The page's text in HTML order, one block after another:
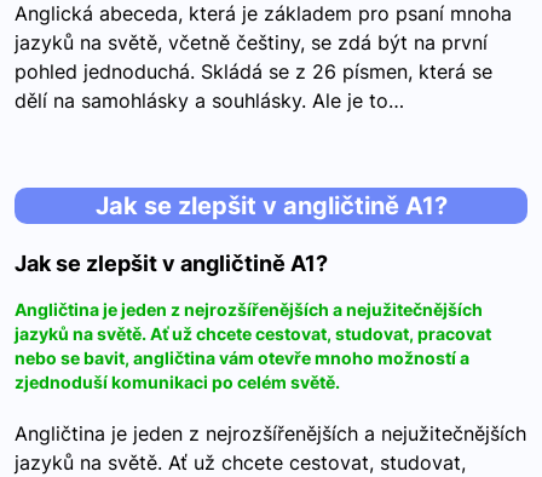
Anglická abeceda, která je základem pro psaní mnoha
jazyků na světě, včetně češtiny, se zdá být na první
pohled jednoduchá. Skládá se z 26 písmen, která se
dělí na samohlásky a souhlásky. Ale je to…
Jak se zlepšit v angličtině A1?
Jak se zlepšit v angličtině A1?
Angličtina je jeden z nejrozšířenějších a nejužitečnějších
jazyků na světě. Ať už chcete cestovat, studovat, pracovat
nebo se bavit, angličtina vám otevře mnoho možností a
zjednoduší komunikaci po celém světě.
Angličtina je jeden z nejrozšířenějších a nejužitečnějších
jazyků na světě. Ať už chcete cestovat, studovat,